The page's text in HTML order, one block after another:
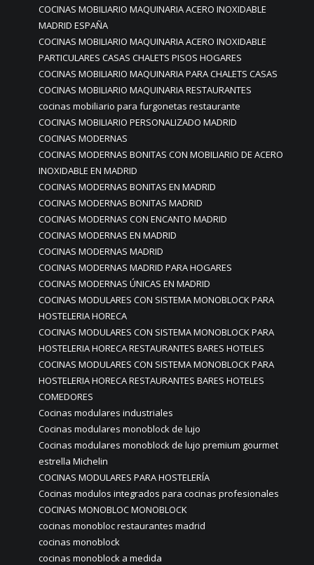
COCINAS MOBILIARIO MAQUINARIA ACERO INOXIDABLE
MADRID ESPAÑA
COCINAS MOBILIARIO MAQUINARIA ACERO INOXIDABLE
PARTICULARES CASAS CHALETS PISOS HOGARES
COCINAS MOBILIARIO MAQUINARIA PARA CHALETS CASAS
COCINAS MOBILIARIO MAQUINARIA RESTAURANTES
cocinas mobiliario para furgonetas restaurante
COCINAS MOBILIARIO PERSONALIZADO MADRID
COCINAS MODERNAS
COCINAS MODERNAS BONITAS CON MOBILIARIO DE ACERO
INOXIDABLE EN MADRID
COCINAS MODERNAS BONITAS EN MADRID
COCINAS MODERNAS BONITAS MADRID
COCINAS MODERNAS CON ENCANTO MADRID
COCINAS MODERNAS EN MADRID
COCINAS MODERNAS MADRID
COCINAS MODERNAS MADRID PARA HOGARES
COCINAS MODERNAS ÚNICAS EN MADRID
COCINAS MODULARES CON SISTEMA MONOBLOCK PARA
HOSTELERIA HORECA
COCINAS MODULARES CON SISTEMA MONOBLOCK PARA
HOSTELERIA HORECA RESTAURANTES BARES HOTELES
COCINAS MODULARES CON SISTEMA MONOBLOCK PARA
HOSTELERIA HORECA RESTAURANTES BARES HOTELES
COMEDORES
Cocinas modulares industriales
Cocinas modulares monoblock de lujo
Cocinas modulares monoblock de lujo premium gourmet
estrella Michelin
COCINAS MODULARES PARA HOSTELERÍA
Cocinas modulos integrados para cocinas profesionales
COCINAS MONOBLOC MONOBLOCK
cocinas monobloc restaurantes madrid
cocinas monoblock
cocinas monoblock a medida